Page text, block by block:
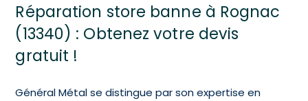
Réparation store banne à Rognac
(13340) : Obtenez votre devis
gratuit !
Général Métal se distingue par son expertise en